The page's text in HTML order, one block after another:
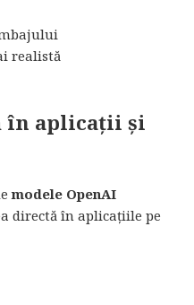
realistă
în aplicații și
modele OpenAI
directă în aplicațiile pe